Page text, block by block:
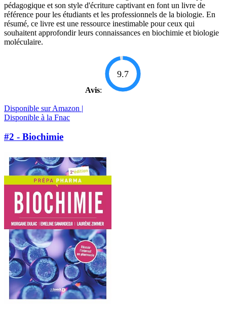
pédagogique et son style d'écriture captivant en font un livre de
référence pour les étudiants et les professionnels de la biologie. En
résumé, ce livre est une ressource inestimable pour ceux qui
souhaitent approfondir leurs connaissances en biochimie et biologie
moléculaire.
Avis:
9.7
Disponible sur Amazon |
Disponible à la Fnac
#2 - Biochimie